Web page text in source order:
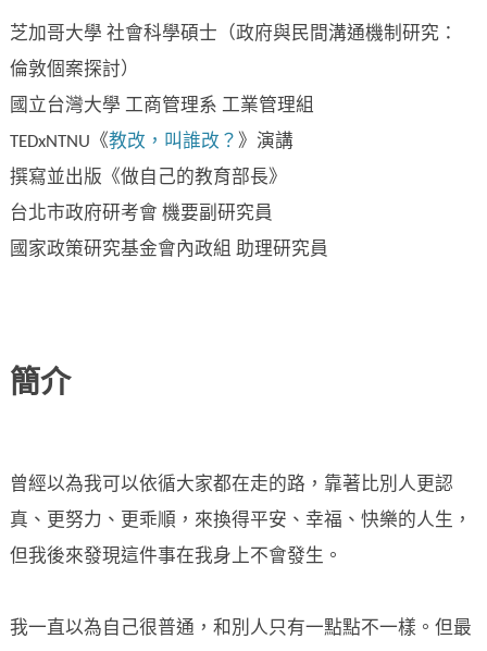
芝加哥大學 社會科學碩士（政府與民間溝通機制研究：
倫敦個案探討）
國立台灣大學 工商管理系 工業管理組
TEDxNTNU《教改，叫誰改？ 》演講
撰寫並出版《做自己的教育部長》
台北市政府研考會 機要副研究員
國家政策研究基金會內政組 助理研究員
簡介
曾經以為我可以依循大家都在走的路，靠著比別人更認
真、更努力、更乖順，來換得平安、幸福、快樂的人生，
但我後來發現這件事在我身上不會發生。
我一直以為自己很普通，和別人只有一點點不一樣。但最